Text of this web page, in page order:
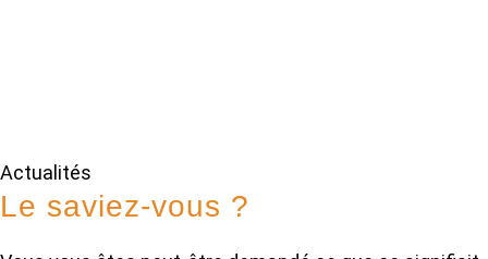
Actualités
Le saviez-vous ?